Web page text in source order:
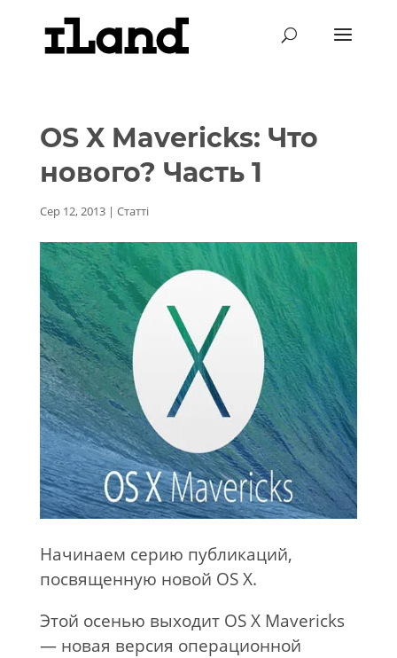
OS X Mavericks: Что
нового? Часть 1
Сер 12, 2013| Статті
Начинаем серию публикаций,
посвященную новой OS X.
Этой осенью выходит OS X Mavericks
— новая версия операционной